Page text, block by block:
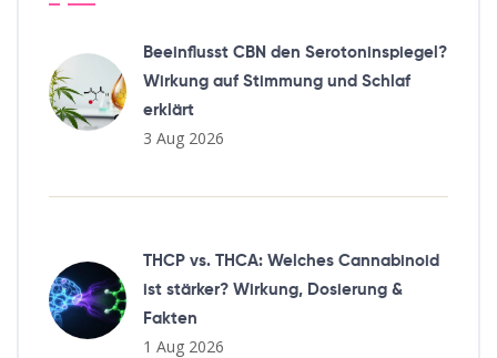
Beeinflusst CBN den Serotoninspiegel?
Wirkung auf Stimmung und Schlaf
erklärt
3 Aug 2026
THCP vs. THCA: Welches Cannabinoid
ist stärker? Wirkung, Dosierung &
Fakten
1 Aug 2026